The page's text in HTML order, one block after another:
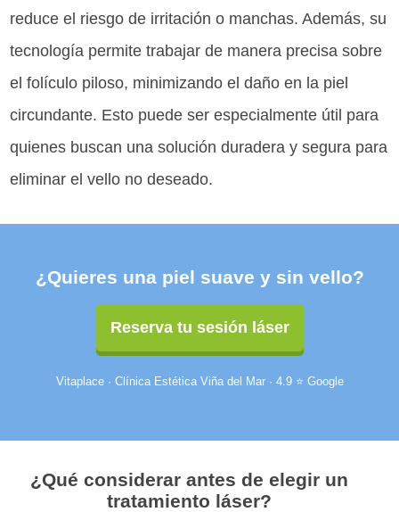
reduce el riesgo de irritación o manchas. Además, su
tecnología permite trabajar de manera precisa sobre
el folículo piloso, minimizando el daño en la piel
circundante. Esto puede ser especialmente útil para
quienes buscan una solución duradera y segura para
eliminar el vello no deseado.
¿Quieres una piel suave y sin vello?
Reserva tu sesión láser
Vitaplace · Clínica Estética Viña del Mar · 4.9 ⭐ Google
¿Qué considerar antes de elegir un
tratamiento láser?